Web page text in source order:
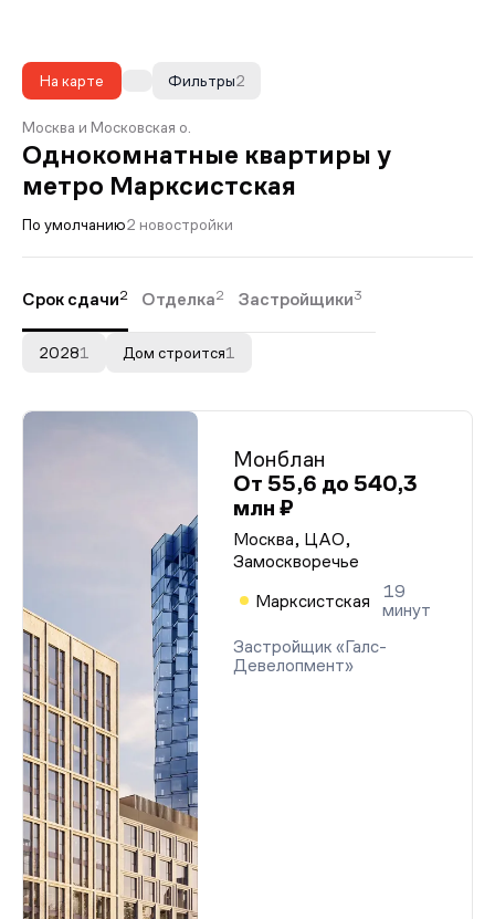
На карте 2
Фильтры
Москва и Московская о.
Однокомнатные квартиры у
метро Марксистская
По умолчанию2 новостройки
Срок сдачи2 Отделка2 Застройщики3
20281 Дом строится1
Монблан
От 55,6 до 540,3
млн ₽
Москва, ЦАО,
Замоскворечье
Марксистская
19
минут
Застройщик «Галс-
Девелопмент»